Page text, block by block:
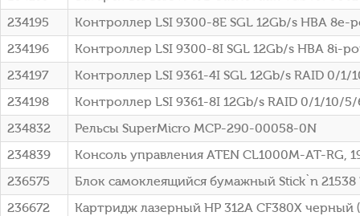
234195
Контроллер LSI 9300-8E SGL 12Gb/s HBA
234196
Контроллер LSI 9300-8I SGL 12Gb/s HBA 8i-
234197
Контроллер LSI 9361-4I SGL 12Gb/s RAID 0/
234198
Контроллер LSI 9361-8I 12Gb/s RAID 0/1/10/
234832
Рельсы SuperMicro MCP-290-00058-0N
234839
Консоль управления ATEN CL1000M-AT-RG,
236575
Блок самоклеящийся бумажный Stick`n 21538
236672
Картридж лазерный HP 312A CF380X черный